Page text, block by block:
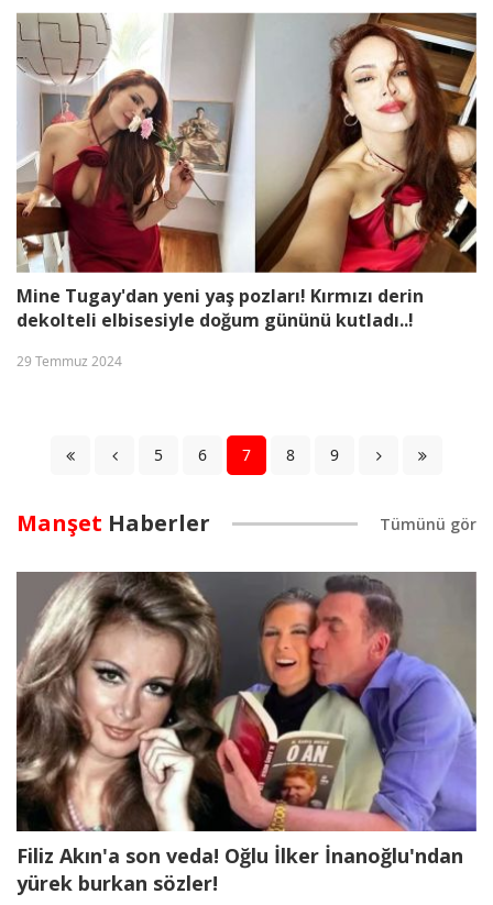
Mine Tugay'dan yeni yaş pozları! Kırmızı derin
dekolteli elbisesiyle doğum gününü kutladı..!
29 Temmuz 2024
5 6 7 8 9
Manşet Haberler
Filiz Akın'a son veda! Oğlu İlker İnanoğlu'ndan
yürek burkan sözler!